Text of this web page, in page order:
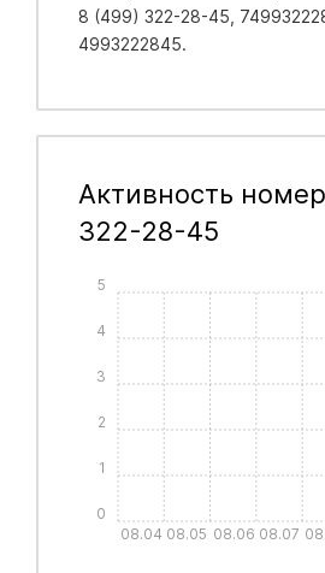
8 (499) 322-28-45,
4993222845.
Активность
322-28-45
08.04 08.05 08.06 08.07
0
1
2
3
4
5